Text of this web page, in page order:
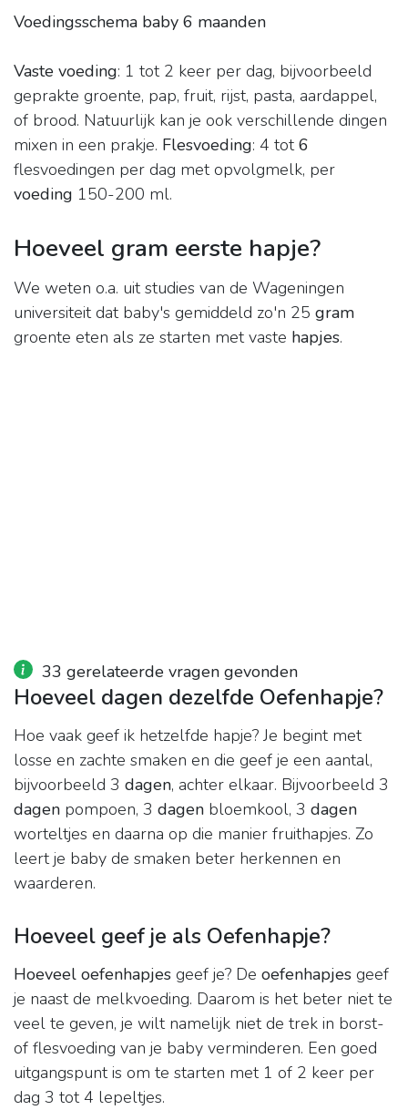
Voedingsschema baby 6 maanden
Vaste voeding: 1 tot 2 keer per dag, bijvoorbeeld
geprakte groente, pap, fruit, rijst, pasta, aardappel,
of brood. Natuurlijk kan je ook verschillende dingen
mixen in een prakje. Flesvoeding: 4 tot6
flesvoedingen per dag met opvolgmelk, per
voeding 150-200 ml.
Hoeveel gram eerste hapje?
We weten o.a. uit studies van de Wageningen
universiteit dat baby's gemiddeld zo'n 25 gram
groente eten als ze starten met vaste hapjes.
33 gerelateerde vragen gevonden
Hoeveel dagen dezelfde Oefenhapje?
Hoe vaak geef ik hetzelfde hapje? Je begint met
losse en zachte smaken en die geef je een aantal,
bijvoorbeeld 3 dagen, achter elkaar. Bijvoorbeeld 3
dagen pompoen, 3 dagen bloemkool, 3 dagen
worteltjes en daarna op die manier fruithapjes. Zo
leert je baby de smaken beter herkennen en
waarderen.
Hoeveel geef je als Oefenhapje?
Hoeveel oefenhapjes geef je? De oefenhapjes geef
je naast de melkvoeding. Daarom is het beter niet te
veel te geven, je wilt namelijk niet de trek in borst-
of flesvoeding van je baby verminderen. Een goed
uitgangspunt is om te starten met 1 of 2 keer per
dag 3 tot 4 lepeltjes.